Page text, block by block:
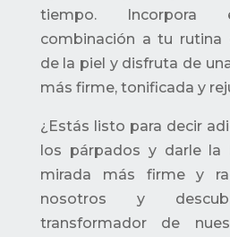
tiempo. Incorpora
combinación a tu rutina
de la piel y disfruta de
más firme, tonificada y
¿Estás listo para decir
los párpados y darle la
mirada más firme y
nosotros y
transformador de